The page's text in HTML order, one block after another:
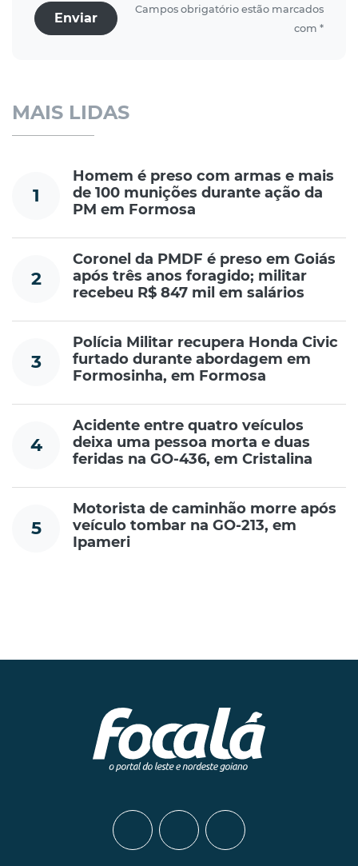
Enviar
Campos obrigatório estão marcados
com *
MAIS LIDAS
1
Homem é preso com armas e mais
de 100 munições durante ação da
PM em Formosa
2
Coronel da PMDF é preso em Goiás
após três anos foragido; militar
recebeu R$ 847 mil em salários
3
Polícia Militar recupera Honda Civic
furtado durante abordagem em
Formosinha, em Formosa
4
Acidente entre quatro veículos
deixa uma pessoa morta e duas
feridas na GO-436, em Cristalina
5
Motorista de caminhão morre após
veículo tombar na GO-213, em
Ipameri